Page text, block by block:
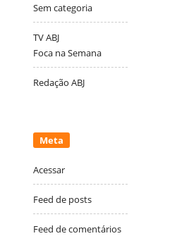
Sem categoria
TV ABJ
Foca na Semana
Redação ABJ
Meta
Acessar
Feed de posts
Feed de comentários